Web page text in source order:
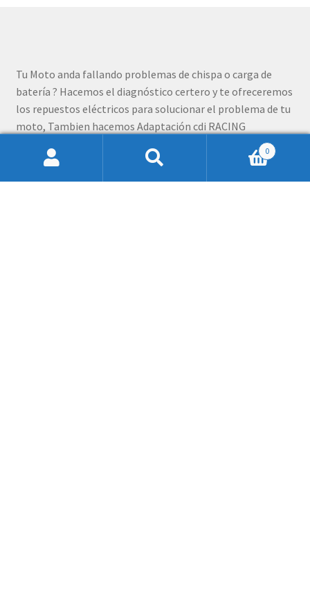
Tu Moto anda fallando problemas de chispa o carga de
batería ? Hacemos el diagnóstico certero y te ofreceremos
los repuestos eléctricos para solucionar el problema de tu
moto, Tambien hacemos Adaptación cdi RACING
mejorados para motos con carburador hasta 300 cc Haz tu
pregunta al whatsapp +56982672812
por:
0